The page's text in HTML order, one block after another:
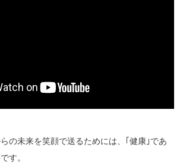
の未来を笑顔で送るためには、｢健康｣であ
す。